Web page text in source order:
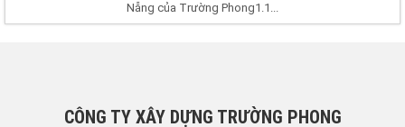
Nẵng của Trường Phong1.1...
CÔNG TY XÂY DỰNG TRƯỜNG PHONG